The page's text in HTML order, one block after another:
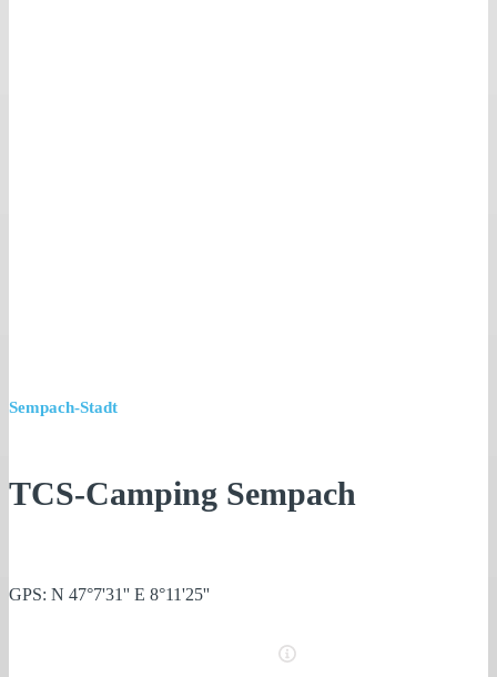
Sempach-Stadt
TCS-Camping Sempach
GPS: N 47°7'31'' E 8°11'25''